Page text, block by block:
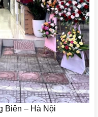
Biên – Hà Nội